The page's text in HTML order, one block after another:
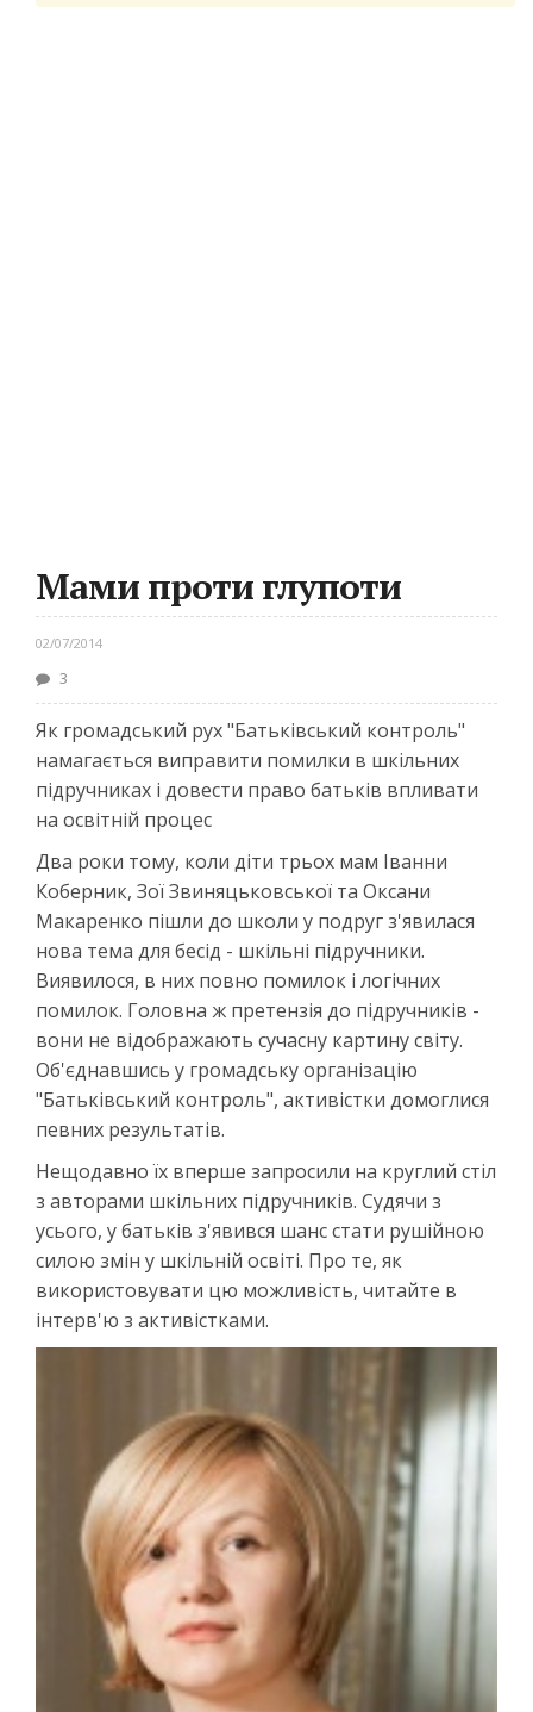
Мами проти глупоти
02/07/2014
3
Як громадський рух "Батьківський контроль"
намагається виправити помилки в шкільних
підручниках і довести право батьків впливати
на освітній процес
Два роки тому, коли діти трьох мам Іванни
Коберник, Зої Звиняцьковської та Оксани
Макаренко пішли до школи у подруг з'явилася
нова тема для бесід - шкільні підручники.
Виявилося, в них повно помилок і логічних
помилок. Головна ж претензія до підручників -
вони не відображають сучасну картину світу.
Об'єднавшись у громадську організацію
"Батьківський контроль", активістки домоглися
певних результатів.
Нещодавно їх вперше запросили на круглий стіл
з авторами шкільних підручників. Судячи з
усього, у батьків з'явився шанс стати рушійною
силою змін у шкільній освіті. Про те, як
використовувати цю можливість, читайте в
інтерв'ю з активістками.